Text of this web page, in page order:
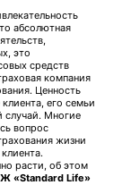
абсолютная
это
средств
компания
Ценность
его семьи
случай. Многие
вопрос
жизни
расти, об этом
«Standard Life»